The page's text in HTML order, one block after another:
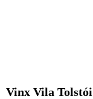
Vinx Vila Tolstói